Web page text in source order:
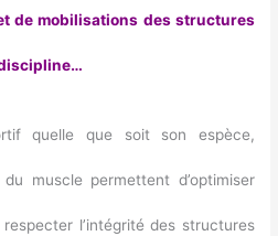
de mobilisations des structures
quelle que soit son espèce,
muscle permettent d’optimiser
respecter l’intégrité des structures